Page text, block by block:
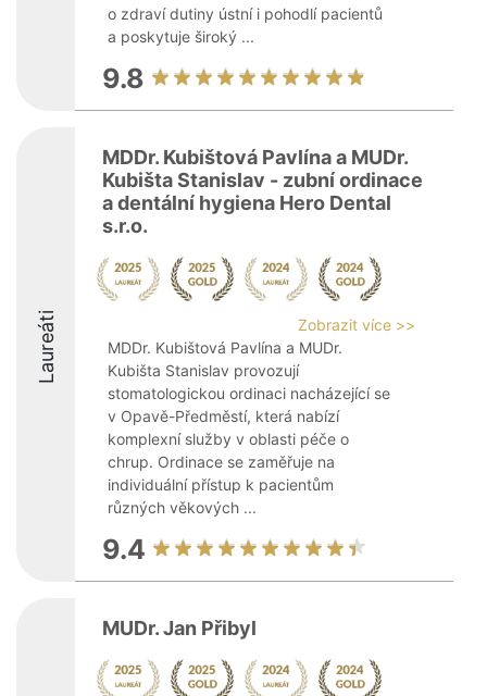
o zdraví dutiny ústní i pohodlí pacientů
a poskytuje široký ...
9.8
Laureáti
MDDr. Kubištová Pavlína a MUDr.
Kubišta Stanislav - zubní ordinace
a dentální hygiena Hero Dental
s.r.o.
Zobrazit více >>
MDDr. Kubištová Pavlína a MUDr.
Kubišta Stanislav provozují
stomatologickou ordinaci nacházející se
v Opavě-Předměstí, která nabízí
komplexní služby v oblasti péče o
chrup. Ordinace se zaměřuje na
individuální přístup k pacientům
různých věkových ...
9.4
MUDr. Jan Přibyl